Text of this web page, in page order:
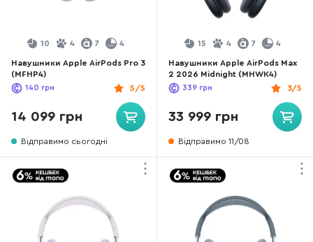
10 4 7 4
Навушники Apple AirPods Pro 3
(MFHP4)
5/5
140 грн
14 099 грн
Відправимо сьогодні
15 4 7 4
Навушники Apple AirPods Max
2 2026 Midnight (MHWK4)
3/5
339 грн
33 999 грн
Відправимо 11/08